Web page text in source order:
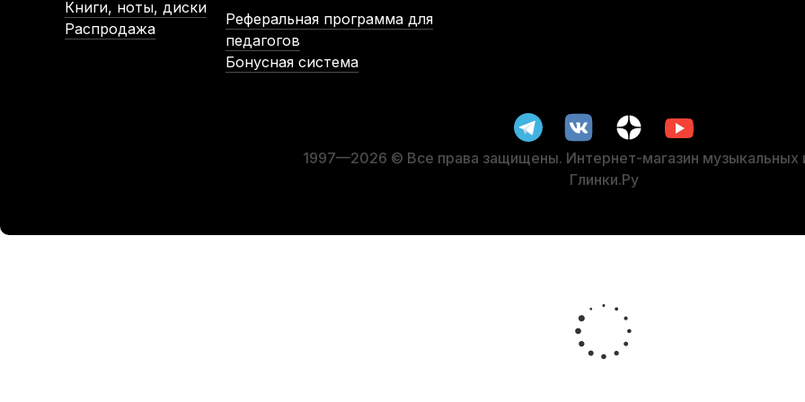
1 529 р.
1 610 р.
Книги, ноты, диски
Распродажа
Реферальная программа для
педагогов
Бонусная система
1997—2026 © Все права защищены. Интернет-магазин музыкальных
Глинки.Ру